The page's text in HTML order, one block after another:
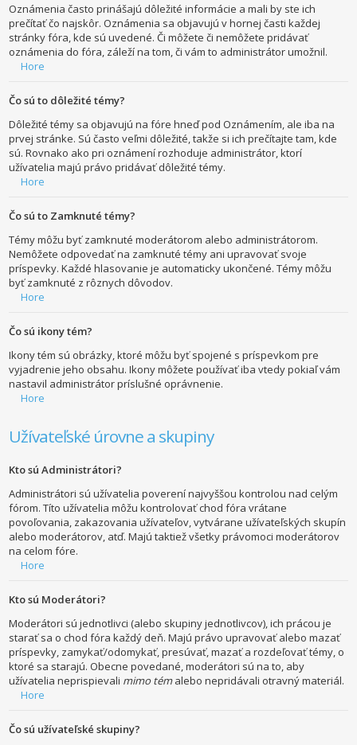
Oznámenia často prinášajú dôležité informácie a mali by ste ich
prečítať čo najskôr. Oznámenia sa objavujú v hornej časti každej
stránky fóra, kde sú uvedené. Či môžete či nemôžete pridávať
oznámenia do fóra, záleží na tom, či vám to administrátor umožnil.
Hore
Čo sú to dôležité témy?
Dôležité témy sa objavujú na fóre hneď pod Oznámením, ale iba na
prvej stránke. Sú často veľmi dôležité, takže si ich prečítajte tam, kde
sú. Rovnako ako pri oznámení rozhoduje administrátor, ktorí
užívatelia majú právo pridávať dôležité témy.
Hore
Čo sú to Zamknuté témy?
Témy môžu byť zamknuté moderátorom alebo administrátorom.
Nemôžete odpovedať na zamknuté témy ani upravovať svoje
príspevky. Každé hlasovanie je automaticky ukončené. Témy môžu
byť zamknuté z rôznych dôvodov.
Hore
Čo sú ikony tém?
Ikony tém sú obrázky, ktoré môžu byť spojené s príspevkom pre
vyjadrenie jeho obsahu. Ikony môžete používať iba vtedy pokiaľ vám
nastavil administrátor príslušné oprávnenie.
Hore
Užívateľské úrovne a skupiny
Kto sú Administrátori?
Administrátori sú užívatelia poverení najvyššou kontrolou nad celým
fórom. Títo užívatelia môžu kontrolovať chod fóra vrátane
povoľovania, zakazovania užívateľov, vytvárane užívateľských skupín
alebo moderátorov, atď. Majú taktiež všetky právomoci moderátorov
na celom fóre.
Hore
Kto sú Moderátori?
Moderátori sú jednotlivci (alebo skupiny jednotlivcov), ich prácou je
starať sa o chod fóra každý deň. Majú právo upravovať alebo mazať
príspevky, zamykať/odomykať, presúvať, mazať a rozdeľovať témy, o
ktoré sa starajú. Obecne povedané, moderátori sú na to, aby
užívatelia neprispievali mimo témalebo nepridávali otravný materiál.
Hore
Čo sú užívateľské skupiny?